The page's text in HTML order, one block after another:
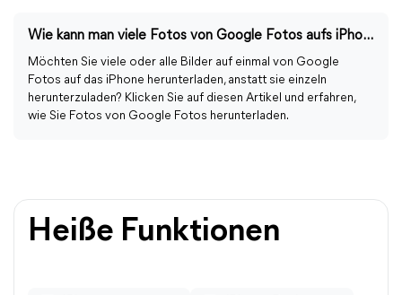
Wie kann man viele Fotos von Google Fotos aufs iPhone herunterladen?
Möchten Sie viele oder alle Bilder auf einmal von Google
Fotos auf das iPhone herunterladen, anstatt sie einzeln
herunterzuladen? Klicken Sie auf diesen Artikel und erfahren,
wie Sie Fotos von Google Fotos herunterladen.
Heiße Funktionen